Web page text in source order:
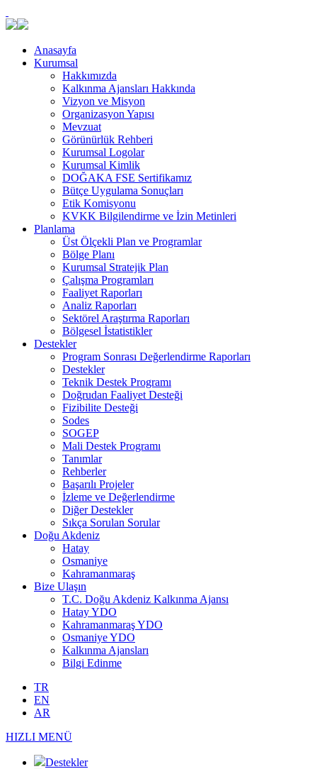
Anasayfa
Kurumsal
Hakkımızda
Kalkınma Ajansları Hakkında
Vizyon ve Misyon
Organizasyon Yapısı
Mevzuat
Görünürlük Rehberi
Kurumsal Logolar
Kurumsal Kimlik
DOĞAKA FSE Sertifikamız
Bütçe Uygulama Sonuçları
Etik Komisyonu
KVKK Bilgilendirme ve İzin Metinleri
Planlama
Üst Ölçekli Plan ve Programlar
Bölge Planı
Kurumsal Stratejik Plan
Çalışma Programları
Faaliyet Raporları
Analiz Raporları
Sektörel Araştırma Raporları
Bölgesel İstatistikler
Destekler
Program Sonrası Değerlendirme Raporları
Destekler
Teknik Destek Programı
Doğrudan Faaliyet Desteği
Fizibilite Desteği
Sodes
SOGEP
Mali Destek Programı
Tanımlar
Rehberler
Başarılı Projeler
İzleme ve Değerlendirme
Diğer Destekler
Sıkça Sorulan Sorular
Doğu Akdeniz
Hatay
Osmaniye
Kahramanmaraş
Bize Ulaşın
T.C. Doğu Akdeniz Kalkınma Ajansı
Hatay YDO
Kahramanmaraş YDO
Osmaniye YDO
Kalkınma Ajansları
Bilgi Edinme
TR
EN
AR
HIZLI MENÜ
Destekler